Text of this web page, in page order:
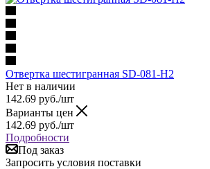
Отвертка шестигранная SD-081-H2
Нет в наличии
142.69 руб./шт
Варианты цен
142.69 руб./шт
Подробности
Под заказ
Запросить условия поставки